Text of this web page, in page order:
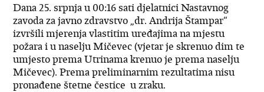
Dana 25. srpnja u 00:16 sati djelatnici Nastavnog
zavoda za javno zdravstvo „dr. Andrija Štampar“
izvršili mjerenja vlastitim uređajima na mjestu
požara i u naselju Mičevec (vjetar je skrenuo dim te
umjesto prema Utrinama krenuo je prema naselju
Mičevec). Prema preliminarnim rezultatima nisu
pronađene štetne čestice u zraku.